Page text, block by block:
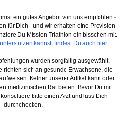
ein gutes Angebot von uns empfohlen -
für Dich - und wir erhalten eine Provision
Du Mission Triathlon ein bisschen mit.
kannst, findest Du auch hier.
wurden sorgfältig ausgewählt,
richten sich an gesunde Erwachsene, die
Keiner unserer Artikel kann oder
medizinischen Rat bieten. Bevor Du mit
bitte einen Arzt und lass Dich
durchchecken.